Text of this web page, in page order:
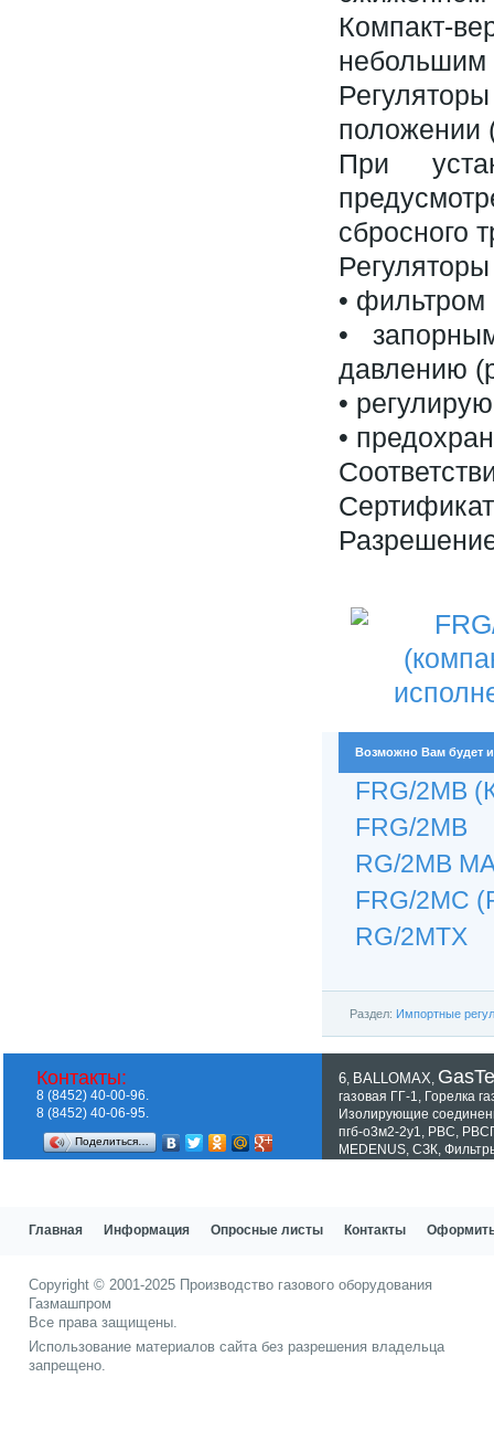
Компакт-
небольшим
положении
При
сбросного
• фильтром
•
давлению
•
•
Возможно Вам будет
FRG/2MB
FRG/2MB
RG/2MB
FRG/2MC
RG/2MТX
Раздел: Импортные
6, BALLOMAX,
газовая ГГ-1, Горелка
Изолирующие
пгб-о3м2-2у1, РВС,
MEDENUS, СЗК,
Контакты:
8 (8452) 40-00-96.
8 (8452) 40-06-95.
Поделиться…
Главная Информация Опросные листы Контакты Оформить
Copyright © 2001-2025 Производство газового оборудования
Газмашпром
Все права защищены.
Использование материалов сайта без разрешения владельца
запрещено.